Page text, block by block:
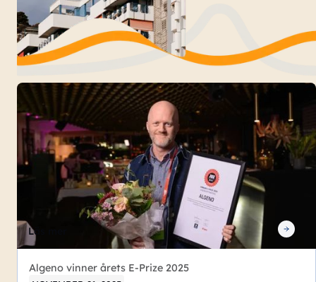
Läs mer
Algeno vinner årets E-Prize 2025